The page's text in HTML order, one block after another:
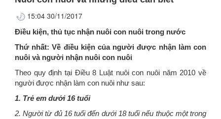
15:04 30/11/2017
Điều kiện, thủ tục nhận nuôi con nuôi trong nước
Thứ nhất: Về điều kiện của người được nhận làm con
nuôi và người nhận nuôi con nuôi
Theo quy định tại Điều 8 Luật nuôi con nuôi năm 2010 về
người được nhận làm con nuôi như sau:
1. Trẻ em dưới 16 tuổi
2. Người từ đủ 16 tuổi đến dưới 18 tuổi nếu thuộc một trong